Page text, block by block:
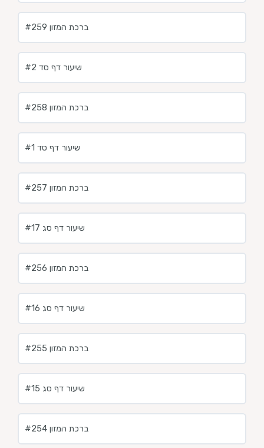
ברכת המזון #259
שיעור דף סד #2
#258 ברכת המזון
שיעור דף סד #1
ברכת המזון #257
שיעור דף סג #17
ברכת המזון #256
שיעור דף סג #16
ברכת המזון #255
#15 שיעור דף סג
ברכת המזון #254